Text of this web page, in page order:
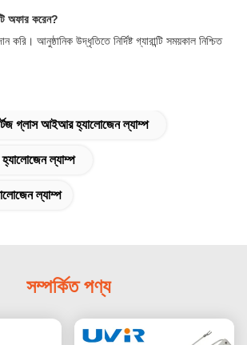
অফার করেন?
করি। আনুষ্ঠানিক উদ্ধৃতিতে নির্দিষ্ট গ্যারান্টি সময়কাল নিশ্চিত
গ্লাস আইআর হ্যালোজেন ল্যাম্প
ল্যাম্প
ল্যাম্প
সম্পর্কিত পণ্য